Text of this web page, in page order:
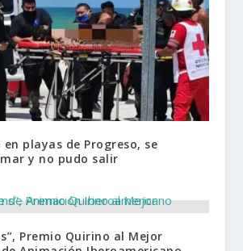
playas de Progreso, se
y no pudo salir
Premio Quirino al Mejor